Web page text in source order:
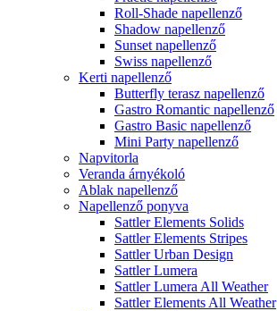
Roll-Shade napellenző
Shadow napellenző
Sunset napellenző
Swiss napellenző
Kerti napellenző
Butterfly terasz napellenző
Gastro Romantic napellenző
Gastro Basic napellenző
Mini Party napellenző
Napvitorla
Veranda árnyékoló
Ablak napellenző
Napellenző ponyva
Sattler Elements Solids
Sattler Elements Stripes
Sattler Urban Design
Sattler Lumera
Sattler Lumera All Weather
Sattler Elements All Weather